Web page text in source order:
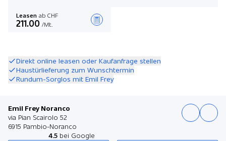
Leasen ab CHF
211.00 /Mt.
Direkt online leasen oder Kaufanfrage stellen
Haustürlieferung zum Wunschtermin
Rundum-Sorglos mit Emil Frey
Emil Frey Noranco
via Pian Scairolo 52
6915 Pambio-Noranco
4.5 bei Google